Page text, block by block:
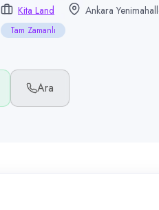
Kita Land Ankara
Tam Zamanlı
Ara